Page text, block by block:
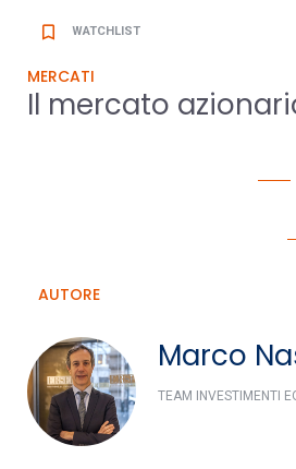
bookmark_border WATCHLIST
MERCATI
Il mercato
AUTORE
Marco
TEAM INVESTIMENTI